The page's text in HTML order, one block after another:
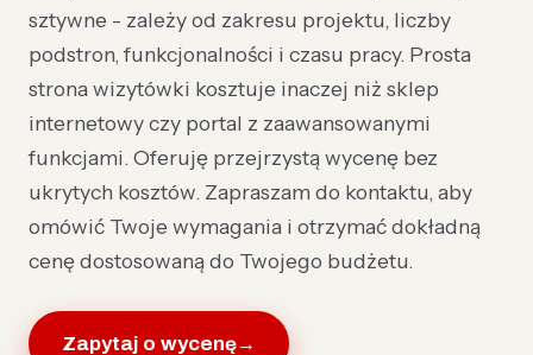
sztywne - zależy od zakresu projektu, liczby
podstron, funkcjonalności i czasu pracy. Prosta
strona wizytówki kosztuje inaczej niż sklep
internetowy czy portal z zaawansowanymi
funkcjami. Oferuję przejrzystą wycenę bez
ukrytych kosztów. Zapraszam do kontaktu, aby
omówić Twoje wymagania i otrzymać dokładną
cenę dostosowaną do Twojego budżetu.
Zapytaj o wycenę→